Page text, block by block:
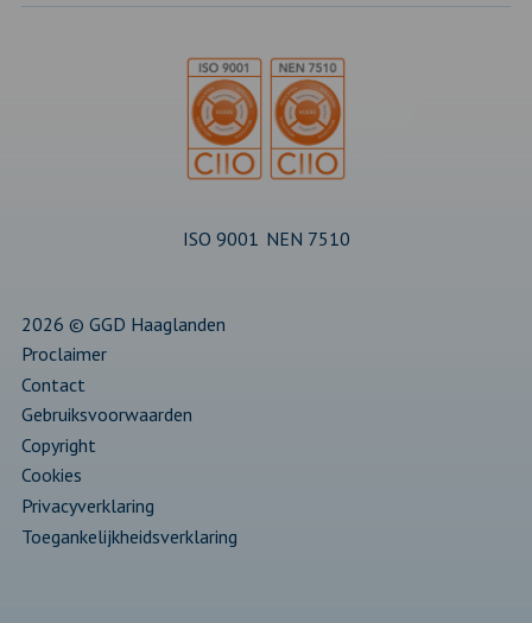
nieuw
tabblad
nieuw
tabblad
nieuw
tabblad
nieuw nieuw
ISO 9001 NEN 7510
2026 © GGD Haaglanden
Proclaimer
Contact
Gebruiksvoorwaarden
Copyright
Cookies
Privacyverklaring
Toegankelijkheidsverklaring